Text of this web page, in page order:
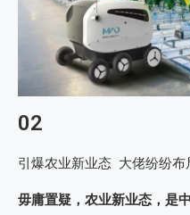
02
引爆农业新业态 大佬纷纷布
毋庸置疑，农业新业态，是